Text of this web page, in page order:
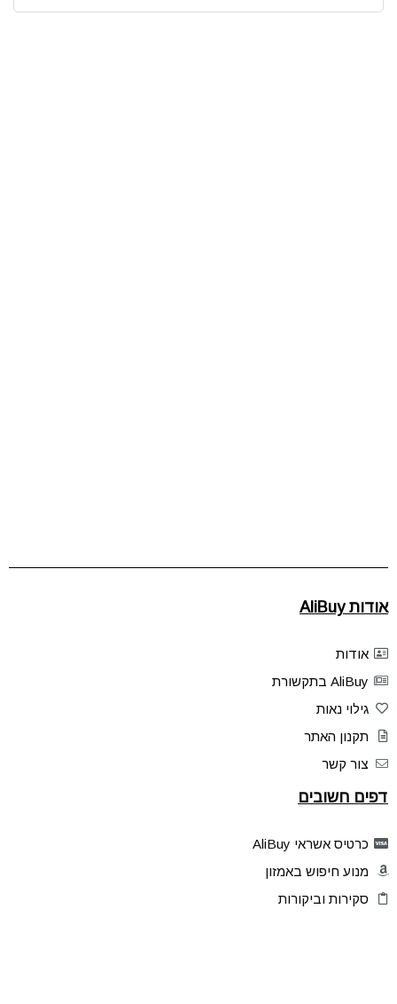
אודות AliBuy
אודות
AliBuy בתקשורת
גילוי נאות
תקנון האתר
צור קשר
דפים חשובים
כרטיס אשראי AliBuy
מנוע חיפוש באמזון
סקירות וביקורות